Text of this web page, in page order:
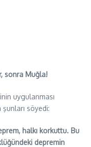
sonra Muğla!
uygulanması
şunları söyedi:
halkı korkuttu. Bu
depremin